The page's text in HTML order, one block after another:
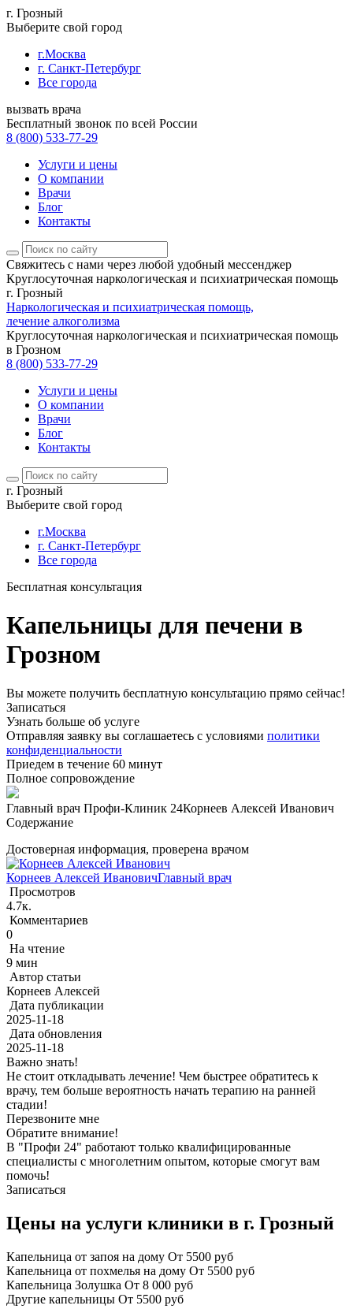
г. Грозный
Выберите свой город
г.Москва
г. Санкт-Петербург
Все города
вызвать врача
Бесплатный звонок по всей России
8 (800) 533-77-29
Услуги и цены
О компании
Врачи
Блог
Контакты
Свяжитесь с нами через любой удобный мессенджер
Круглосуточная наркологическая и психиатрическая помощь
г. Грозный
Наркологическая и психиатрическая помощь,
лечение алкоголизма
Круглосуточная наркологическая и психиатрическая помощь
в Грозном
8 (800) 533-77-29
Услуги и цены
О компании
Врачи
Блог
Контакты
г. Грозный
Выберите свой город
г.Москва
г. Санкт-Петербург
Все города
Бесплатная консультация
Капельницы для печени в
Грозном
Вы можете получить бесплатную консультацию прямо сейчас!
Записаться
Узнать больше об услуге
Отправляя заявку вы соглашаетесь с условиями политики
конфиденциальности
Приедем в течение 60 минут
Полное сопровождение
Главный врач Профи-Клиник 24Корнеев Алексей Иванович
Содержание
Достоверная информация, проверена врачом
Корнеев Алексей ИвановичГлавный врач
Просмотров
4.7к.
Комментариев
0
На чтение
9 мин
Автор статьи
Корнеев Алексей
Дата публикации
2025-11-18
Дата обновления
2025-11-18
Важно знать!
Не стоит откладывать лечение! Чем быстрее обратитесь к
врачу, тем больше вероятность начать терапию на ранней
стадии!
Перезвоните мне
Обратите внимание!
В "Профи 24" работают только квалифицированные
специалисты с многолетним опытом, которые смогут вам
помочь!
Записаться
Цены на услуги клиники в г. Грозный
Капельница от запоя на дому От 5500 руб
Капельница от похмелья на дому От 5500 руб
Капельница Золушка От 8 000 руб
Другие капельницы От 5500 руб